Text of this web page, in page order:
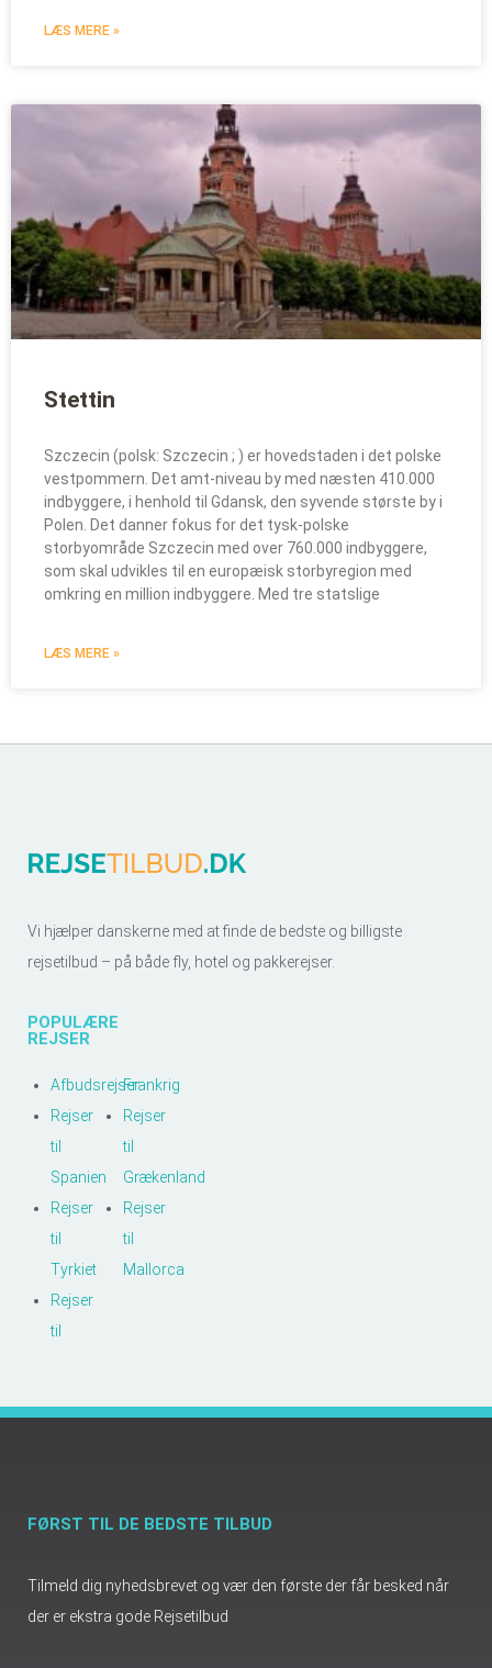
LÆS MERE »
Stettin
Szczecin (polsk: Szczecin ; ) er hovedstaden i det polske
vestpommern. Det amt-niveau by med næsten 410.000
indbyggere, i henhold til Gdansk, den syvende største by i
Polen. Det danner fokus for det tysk-polske
storbyområde Szczecin med over 760.000 indbyggere,
som skal udvikles til en europæisk storbyregion med
omkring en million indbyggere. Med tre statslige
LÆS MERE »
Vi hjælper danskerne med at finde de bedste og billigste
rejsetilbud – på både fly, hotel og pakkerejser.
POPULÆRE
REJSER
Afbudsrejser
Rejser
til
Spanien
Rejser
til
Tyrkiet
Rejser
til
Frankrig
Rejser
til
Grækenland
Rejser
til
Mallorca
FØRST TIL DE BEDSTE TILBUD
Tilmeld dig nyhedsbrevet og vær den første der får besked når
der er ekstra gode Rejsetilbud